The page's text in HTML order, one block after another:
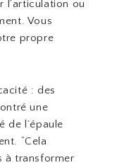
l’articulation ou
Vous
propre
: des
une
de l’épaule
“Cela
à transformer